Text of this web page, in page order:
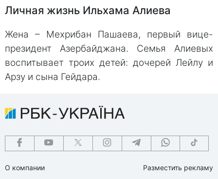
Личная жизнь Ильхама Алиева
Жена – Мехрибан Пашаева, первый вице-
президент Азербайджана. Семья Алиевых
воспитывает троих детей: дочерей Лейлу и
Арзу и сына Гейдара.
О компании
Разместить рекламу